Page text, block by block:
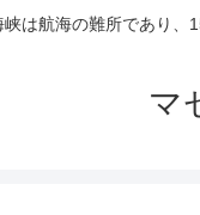
は航海の難所であり、
マ